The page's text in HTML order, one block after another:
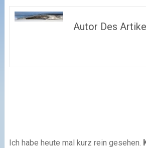
Autor Des
Ich habe heute mal kurz rein gesehen.